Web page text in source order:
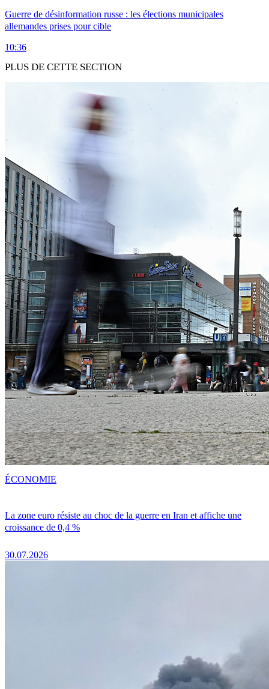
Guerre de désinformation russe : les élections municipales
allemandes prises pour cible
10:36
PLUS DE CETTE SECTION
La zone euro résiste au choc de la guerre en Iran et affiche une
croissance de 0,4 %
30.07.2026
ÉCONOMIE